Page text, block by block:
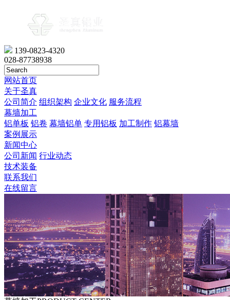
139-0823-4320
028-87738938
网站首页
关于圣真
公司简介 组织架构 企业文化 服务流程
幕墙加工
铝单板 铝卷 幕墙铝单 专用铝板 加工制作 铝幕墙
案例展示
新闻中心
公司新闻 行业动态
技术装备
联系我们
在线留言